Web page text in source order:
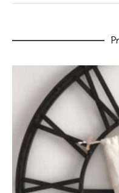
Enregistrer mon nom,
navigateur pour mon